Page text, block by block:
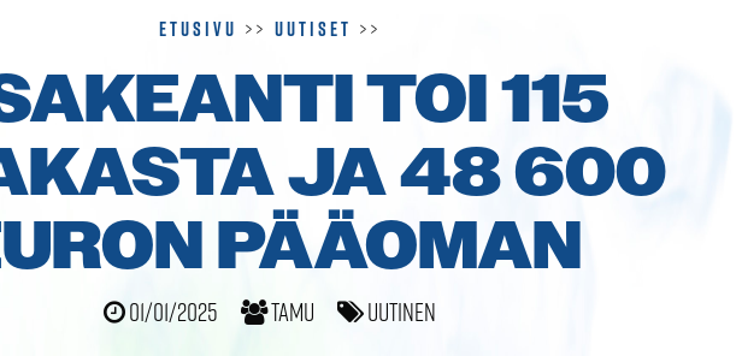
Etusivu >> Uutiset >>
TOI 115
JA 48 600
PÄÄOMAN
01/01/2025 TamU Uutinen